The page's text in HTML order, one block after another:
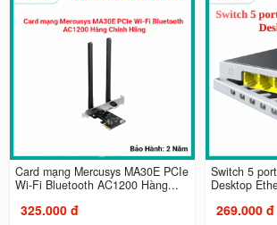
Card mạng Mercusys MA30E PCIe
Wi-Fi Bluetooth AC1200 Hàng...
325.000 đ
Switch 5
Desktop
269.000 đ